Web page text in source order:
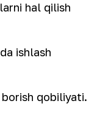
hal qilish
ishlash
qobiliyati.